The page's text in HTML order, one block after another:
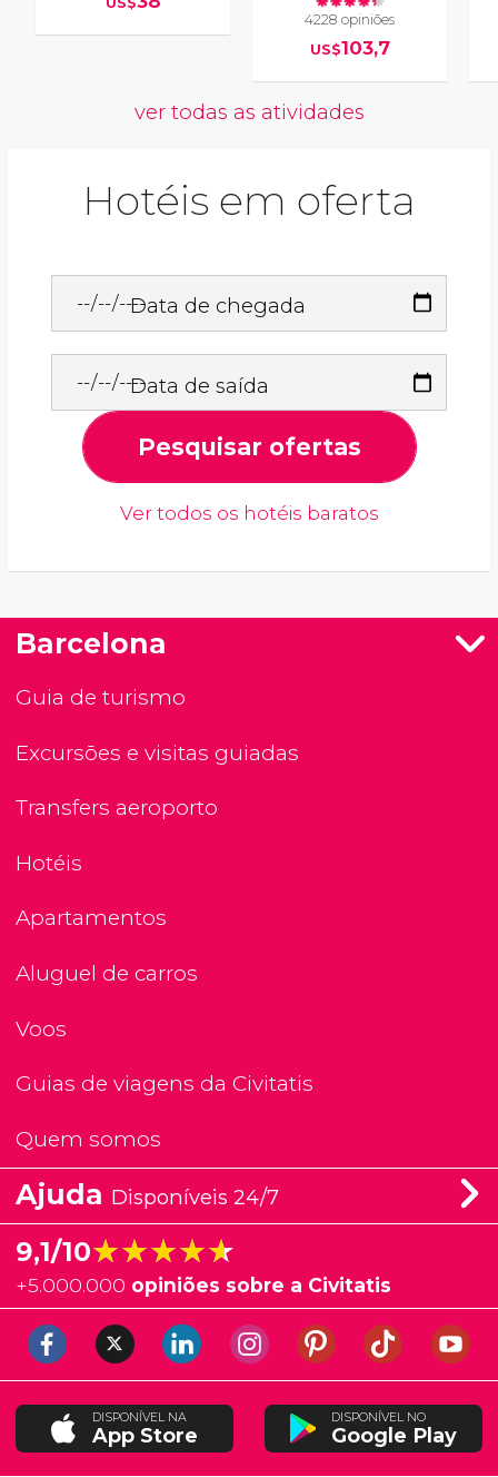
4228 opiniões
US$103,7
ver todas as atividades
Hotéis em oferta
Data de chegada
Data de saída
Pesquisar ofertas
Ver todos os hotéis baratos
Barcelona
Guia de turismo
Excursões e visitas guiadas
Transfers aeroporto
Hotéis
Apartamentos
Aluguel de carros
Voos
Guias de viagens da Civitatis
Quem somos
Ajuda Disponíveis 24/7
9,1/10★★★★★
★★★★★
+5.000.000 opiniões sobre a Civitatis
DISPONÍVEL NA
App Store
DISPONÍVEL NO
Google Play